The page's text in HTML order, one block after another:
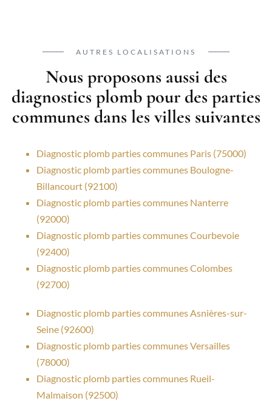
AUTRES LOCALISATIONS
Nous proposons aussi des
diagnostics plomb pour des parties
communes dans les villes suivantes
Diagnostic plomb parties communes Paris (75000)
Diagnostic plomb parties communes Boulogne-
Billancourt (92100)
Diagnostic plomb parties communes Nanterre
(92000)
Diagnostic plomb parties communes Courbevoie
(92400)
Diagnostic plomb parties communes Colombes
(92700)
Diagnostic plomb parties communes Asnières-sur-
Seine (92600)
Diagnostic plomb parties communes Versailles
(78000)
Diagnostic plomb parties communes Rueil-
Malmaison (92500)